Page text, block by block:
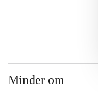
Minder om